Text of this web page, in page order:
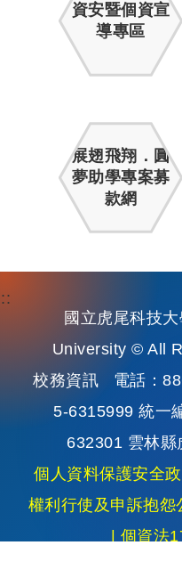
資安暨個資宣
導專區
展翅飛翔．圓
夢助學專案募
款網
國立虎尾科技
University © All
校務資訊 電話：
5-6315999 統一
632301 雲林縣
個人資料保護安全
權利行使及申訴抱怨
| 個資法